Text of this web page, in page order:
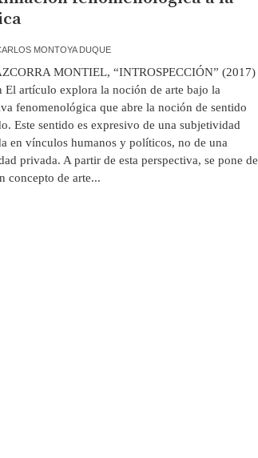
MONTOYA DUQUE
MONTIEL, “INTROSPECCIÓN” (2017)
El artículo explora la noción de arte bajo la
fenomenológica que abre la noción de sentido
Este sentido es expresivo de una subjetividad
en vínculos humanos y políticos, no de una
privada. A partir de esta perspectiva, se pone de
concepto de arte...